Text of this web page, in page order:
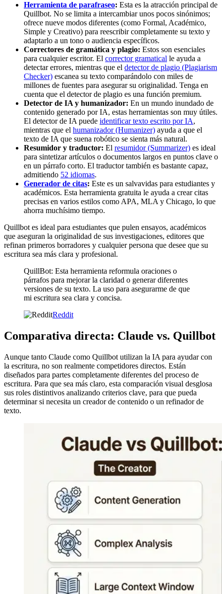
Herramienta de parafraseo: Esta es la atracción principal de
Quillbot. No se limita a intercambiar unos pocos sinónimos;
ofrece nueve modos diferentes (como Formal, Académico,
Simple y Creativo) para reescribir completamente su texto y
adaptarlo a un tono o audiencia específicos.
Correctores de gramática y plagio: Estos son esenciales
para cualquier escritor. El corrector gramatical le ayuda a
detectar errores, mientras que el detector de plagio (Plagiarism
Checker) escanea su texto comparándolo con miles de
millones de fuentes para asegurar su originalidad. Tenga en
cuenta que el detector de plagio es una función premium.
Detector de IA y humanizador: En un mundo inundado de
contenido generado por IA, estas herramientas son muy útiles.
El detector de IA puede identificar texto escrito por IA,
mientras que el humanizador (Humanizer) ayuda a que el
texto de IA que suena robótico se sienta más natural.
Resumidor y traductor: El resumidor (Summarizer) es ideal
para sintetizar artículos o documentos largos en puntos clave o
en un párrafo corto. El traductor también es bastante capaz,
admitiendo 52 idiomas.
Generador de citas: Este es un salvavidas para estudiantes y
académicos. Esta herramienta gratuita le ayuda a crear citas
precisas en varios estilos como APA, MLA y Chicago, lo que
ahorra muchísimo tiempo.
Quillbot es ideal para estudiantes que pulen ensayos, académicos
que aseguran la originalidad de sus investigaciones, editores que
refinan primeros borradores y cualquier persona que desee que su
escritura sea más clara y profesional.
QuillBot: Esta herramienta reformula oraciones o
párrafos para mejorar la claridad o generar diferentes
versiones de su texto. La uso para asegurarme de que
mi escritura sea clara y concisa.
Reddit
Comparativa directa: Claude vs. Quillbot
Aunque tanto Claude como Quillbot utilizan la IA para ayudar con
la escritura, no son realmente competidores directos. Están
diseñados para partes completamente diferentes del proceso de
escritura. Para que sea más claro, esta comparación visual desglosa
sus roles distintivos analizando criterios clave, para que pueda
determinar si necesita un creador de contenido o un refinador de
texto.